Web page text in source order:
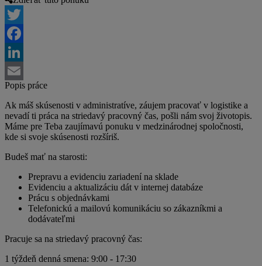
Twitter
Facebook
LinkedIn
Email
Popis práce
Ak máš skúsenosti v administratíve, záujem pracovať v logistike a
nevadí ti práca na striedavý pracovný čas, pošli nám svoj životopis.
Máme pre Teba zaujímavú ponuku v medzinárodnej spoločnosti,
kde si svoje skúsenosti rozšíriš.
Budeš mať na starosti:
Prepravu a evidenciu zariadení na sklade
Evidenciu a aktualizáciu dát v internej databáze
Prácu s objednávkami
Telefonickú a mailovú komunikáciu so zákazníkmi a
dodávateľmi
Pracuje sa na striedavý pracovný čas:
1 týždeň denná smena: 9:00 - 17:30